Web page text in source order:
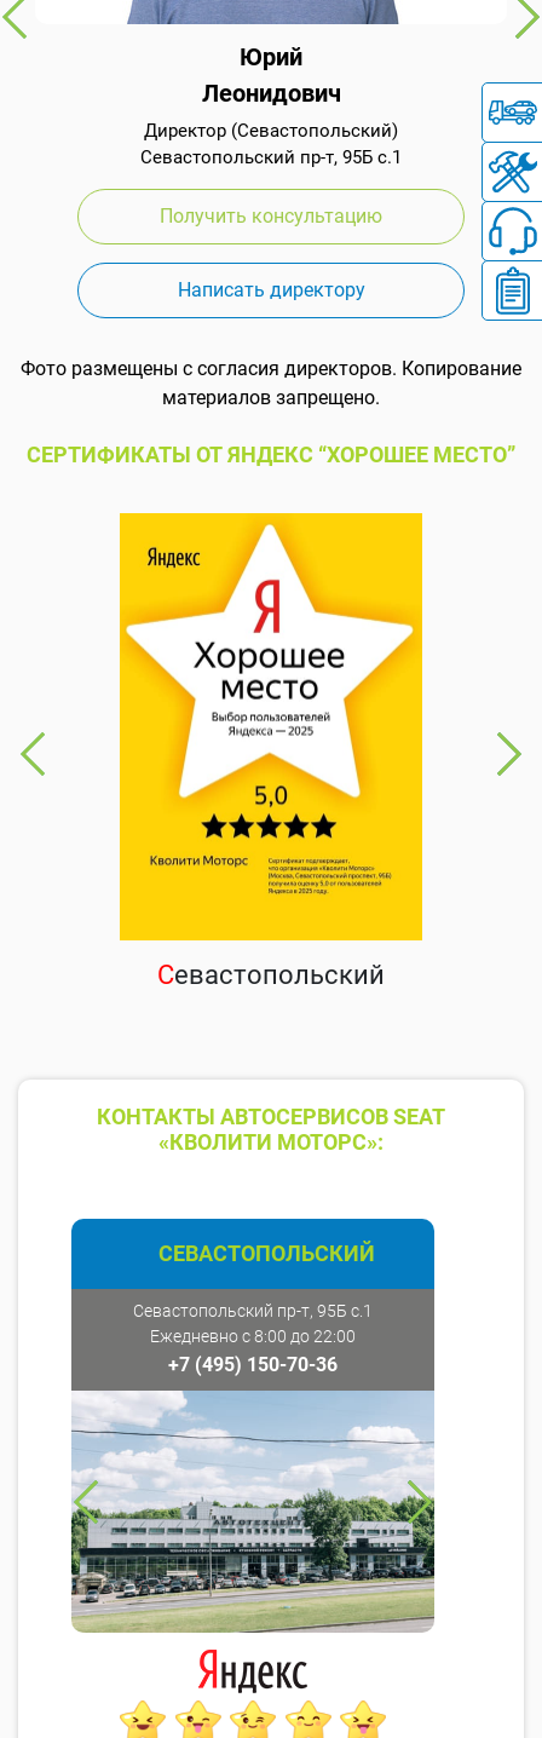
Юрий
Леонидович
Директор (Севастопольский)
Севастопольский пр-т, 95Б с.1
Получить консультацию
Написать директору
Фото размещены с согласия директоров. Копирование
материалов запрещено.
СЕРТИФИКАТЫ ОТ ЯНДЕКС “ХОРОШЕЕ МЕСТО”
Севастопольский
КОНТАКТЫ АВТОСЕРВИСОВ SEAT
«КВОЛИТИ МОТОРС»:
СЕВАСТОПОЛЬСКИЙ
Севастопольский пр-т, 95Б с.1
Ежедневно с 8:00 до 22:00
+7 (495) 150-70-36